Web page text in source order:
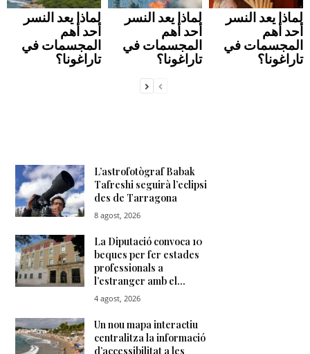
لماذا يعد النسر
أحد أهم
المجسمات في
تاراغونا؟
لماذا يعد النسر
أحد أهم
المجسمات في
تاراغونا؟
لماذا يعد النسر
أحد أهم
المجسمات في
تاراغونا؟